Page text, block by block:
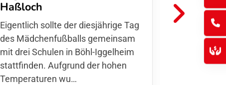
Haßloch
Eigentlich sollte der diesjährige Tag
des Mädchenfußballs gemeinsam
mit drei Schulen in Böhl-Iggelheim
stattfinden. Aufgrund der hohen
Temperaturen wu…
Hoffmann
Thomas
den
Finnla…